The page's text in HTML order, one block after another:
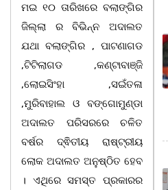
ମଇ ୧୦ ତାରିଖରେ ବଲାଙ୍ଗିର
ଜିଲ୍ଲା ର ବିଭିନ୍ନ ଅଦାଲତ
ଯଥା ବଲାଙ୍ଗିର , ପାଟଣାଗଡ
,ଟିଟିଲାଗଡ ,କଣ୍ଟାବାଞ୍ଜି
,ଲୋଇସିଂହା ,ସଇଁତଳା
,ମୁରିବାହାଲ ଓ ବଙ୍ଗୋମୁଣ୍ଡା
ଅଦାଲତ ପରିସରରେ ଚଳିତ
ବର୍ଷର ଦ୍ଵିତୀୟ ରାଷ୍ଟ୍ରୀୟ
ଲୋକ ଅଦାଲତ ଅନୁଷ୍ଠିତ ହେବ
। ଏଥିରେ ସମସ୍ତ ପ୍ରକାରର